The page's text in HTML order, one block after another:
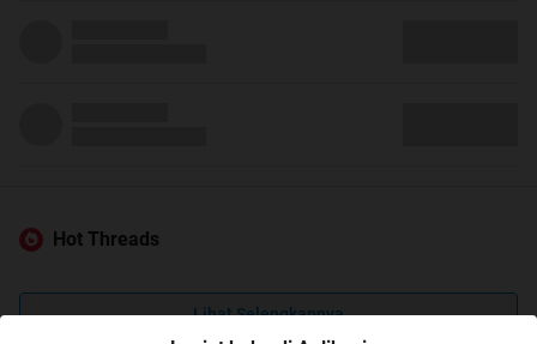
Hot Threads
Lihat Selengkapnya